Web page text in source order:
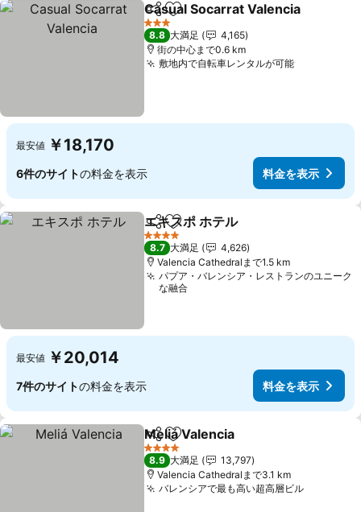
シェアお気に入りに追加
Casual Socarrat Valencia
3 ホテルのランク
8.8 大満足
4,165
街の中心まで0.6 km
敷地内で自転車レンタルが可能
最安値 ￥18,170
6件のサイトの料金を表示 料金を表示
シェアお気に入りに追加
エキスポ ホテル
4 ホテルのランク
8.7 大満足
4,626
Valencia Cathedralまで1.5 km
パプア・バレンシア・レストランのユニーク
な融合
最安値 ￥20,014
7件のサイトの料金を表示 料金を表示
シェアお気に入りに追加
Meliá Valencia
4 ホテルのランク
8.9 大満足
13,797
Valencia Cathedralまで3.1 km
バレンシアで最も高い超高層ビル